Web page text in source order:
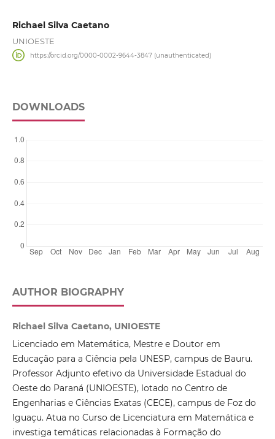
Richael Silva Caetano
UNIOESTE
https://orcid.org/0000-0002-9644-3847 (unauthenticated)
DOWNLOADS
AUTHOR BIOGRAPHY
Richael Silva Caetano, UNIOESTE
Licenciado em Matemática, Mestre e Doutor em
Educação para a Ciência pela UNESP, campus de Bauru.
Professor Adjunto efetivo da Universidade Estadual do
Oeste do Paraná (UNIOESTE), lotado no Centro de
Engenharias e Ciências Exatas (CECE), campus de Foz do
Iguaçu. Atua no Curso de Licenciatura em Matemática e
investiga temáticas relacionadas à Formação do